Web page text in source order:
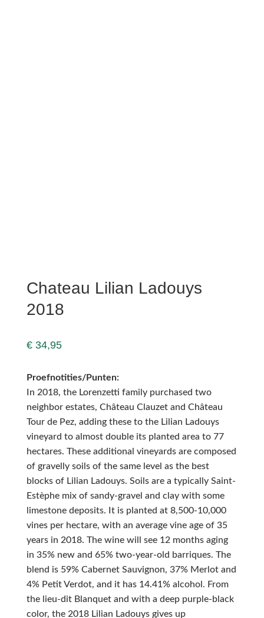
Chateau Lilian Ladouys
2018
€34,95
Proefnotities/Punten:
In 2018, the Lorenzetti family purchased two
neighbor estates, Château Clauzet and Château
Tour de Pez, adding these to the Lilian Ladouys
vineyard to almost double its planted area to 77
hectares. These additional vineyards are composed
of gravelly soils of the same level as the best
blocks of Lilian Ladouys. Soils are a typically Saint-
Estèphe mix of sandy-gravel and clay with some
limestone deposits. It is planted at 8,500-10,000
vines per hectare, with an average vine age of 35
years in 2018. The wine will see 12 months aging
in 35% new and 65% two-year-old barriques. The
blend is 59% Cabernet Sauvignon, 37% Merlot and
4% Petit Verdot, and it has 14.41% alcohol. From
the lieu-dit Blanquet and with a deep purple-black
color, the 2018 Lilian Ladouys gives up